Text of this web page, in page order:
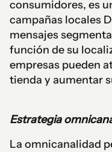
consumidores, es
campañas locales
mensajes
función de su
empresas pueden
tienda y aumentar
Estrategia
La omnicanalidad